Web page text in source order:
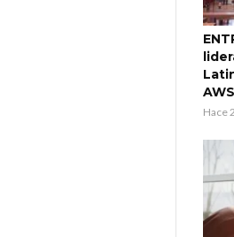
AWS
Hace